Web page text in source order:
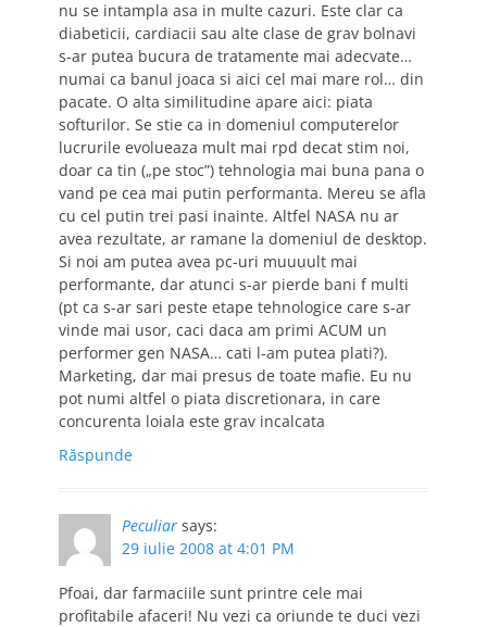
nu se intampla asa in multe cazuri. Este clar ca
diabeticii, cardiacii sau alte clase de grav bolnavi
s-ar putea bucura de tratamente mai adecvate…
numai ca banul joaca si aici cel mai mare rol… din
pacate. O alta similitudine apare aici: piata
softurilor. Se stie ca in domeniul computerelor
lucrurile evolueaza mult mai rpd decat stim noi,
doar ca tin („pe stoc”) tehnologia mai buna pana o
vand pe cea mai putin performanta. Mereu se afla
cu cel putin trei pasi inainte. Altfel NASA nu ar
avea rezultate, ar ramane la domeniul de desktop.
Si noi am putea avea pc-uri muuuult mai
performante, dar atunci s-ar pierde bani f multi
(pt ca s-ar sari peste etape tehnologice care s-ar
vinde mai usor, caci daca am primi ACUM un
performer gen NASA… cati l-am putea plati?).
Marketing, dar mai presus de toate mafie. Eu nu
pot numi altfel o piata discretionara, in care
concurenta loiala este grav incalcata
Răspunde
Peculiar says:
29 iulie 2008 at 4:01 PM
Pfoai, dar farmaciile sunt printre cele mai
profitabile afaceri! Nu vezi ca oriunde te duci vezi